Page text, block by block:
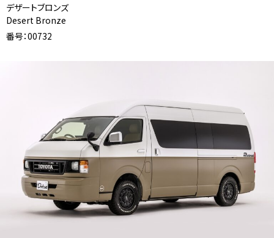
デザートブロンズ
Desert Bronze
番号：00732